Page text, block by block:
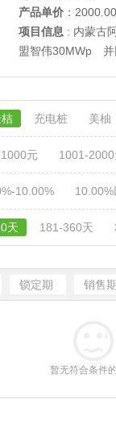
产品单价 ：
项目信息 : 内蒙古
盟智伟30MWp 并
充电桩 美柚
元 1001-
10.00%
天 181-360天
锁定期 销售
暂无符合条件